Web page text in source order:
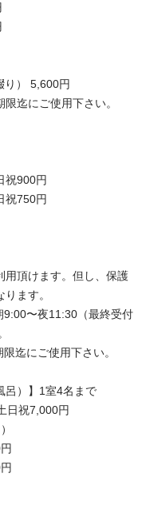
） 5,600円
迄にご使用下さい。
祝900円
祝750円
頂けます。但し、保護
ます。
〜夜11:30（最終受付
迄にご使用下さい。
呂）】1室4名まで
日祝7,000円